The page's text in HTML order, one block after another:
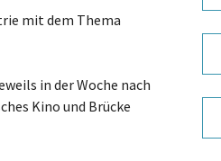
mit dem Thema
in der Woche nach
Kino und Brücke